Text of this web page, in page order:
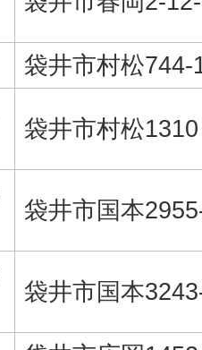
袋井市村松744-
袋井市村松1310
袋井市国本
袋井市国本